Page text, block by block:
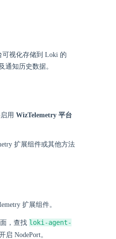
可视化存储到 Loki 的
通知历史数据。
用 WizTelemetry 平台
扩展组件或其他方法
扩展组件。
，查找 loki-agent-
启 NodePort。